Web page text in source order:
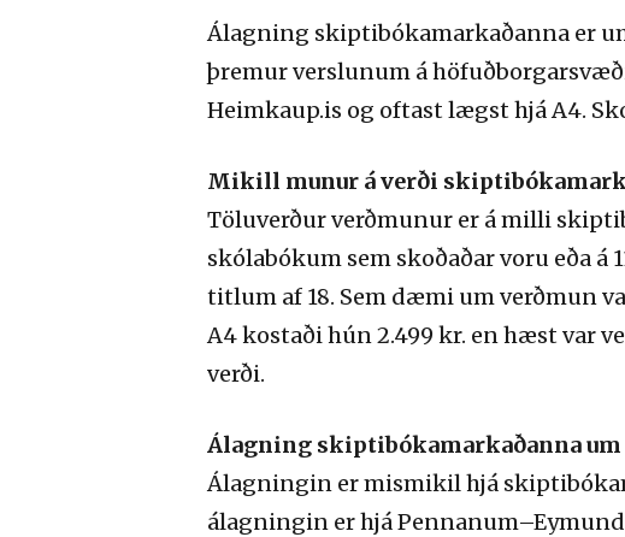
Álagning skiptibókamarkaðanna er
þremur verslunum á
Heimkaup.is og oftast lægst hjá A4.
Mikill munur á verði
Töluverður verðmunur er á milli
skólabókum sem skoðaðar voru eða á
titlum af 18. Sem dæmi um verðmun
A4 kostaði hún 2.499 kr. en hæst var
verði.
Álagning skiptibókamarkaðanna
Álagningin er mismikil hjá
álagningin er hjá